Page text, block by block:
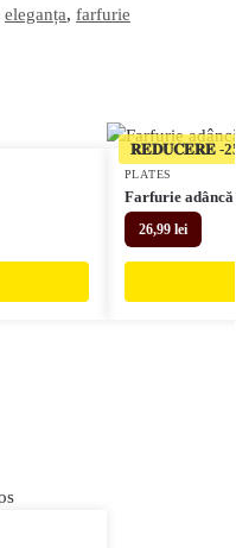
eleganța, farfurie
𝐑𝐄𝐃𝐔𝐂𝐄𝐑𝐄
PLATES
Farfurie
26,99 lei